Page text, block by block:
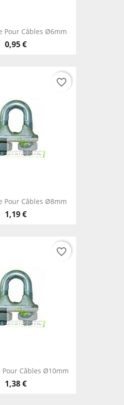
Pour Câbles Ø6mm
0,95 €
Pour Câbles Ø8mm
1,19 €
favorite_border
Pour Câbles Ø10mm
1,38 €
favorite_border